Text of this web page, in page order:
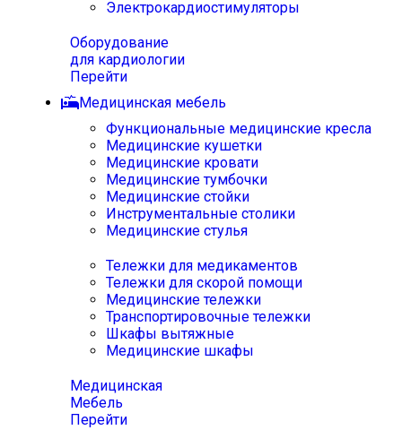
Электрокардиостимуляторы
Оборудование
для кардиологии
Перейти
Медицинская мебель
Функциональные медицинские кресла
Медицинские кушетки
Медицинские кровати
Медицинские тумбочки
Медицинские стойки
Инструментальные столики
Медицинские стулья
Тележки для медикаментов
Тележки для скорой помощи
Медицинские тележки
Транспортировочные тележки
Шкафы вытяжные
Медицинские шкафы
Медицинская
Мебель
Перейти